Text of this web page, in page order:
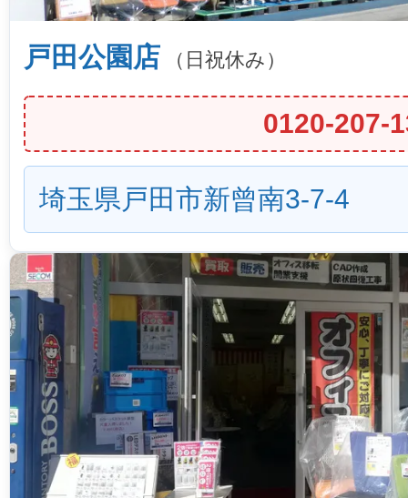
戸田公園店 （日祝休み）
0120-207-
埼玉県戸田市新曾南3-7-4